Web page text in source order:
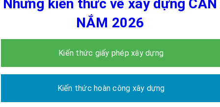
Những kiến thức về xây dựng CẦN
NẮM 2026
Kiến thức giấy phép xây dựng
Kiến thức hoàn công xây dựng